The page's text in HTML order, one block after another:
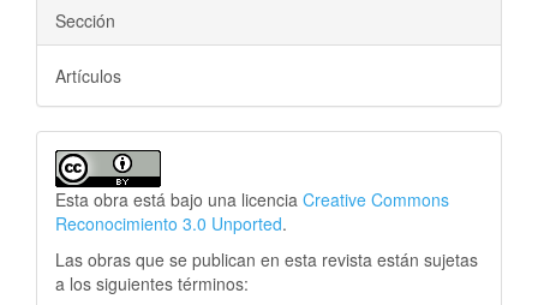
Sección
Artículos
Esta obra está bajo una licencia Creative Commons
Reconocimiento 3.0 Unported.
Las obras que se publican en esta revista están sujetas
a los siguientes términos: